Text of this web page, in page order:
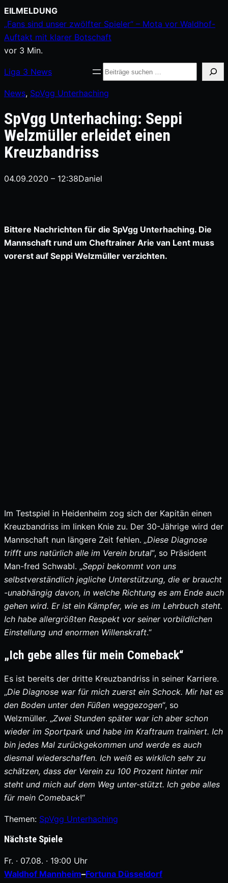
Zum
Inhalt
springen
EILMELDUNG
„Fans sind unser zwölfter Spieler“ – Mota vor Waldhof-
Auftakt mit klarer Botschaft
vor 3 Min.
Liga 3 News Suche
News, SpVgg Unterhaching
SpVgg Unterhaching: Seppi
Welzmüller erleidet einen
Kreuzbandriss
04.09.2020 – 12:38Daniel
Bittere Nachrichten für die SpVgg Unterhaching. Die
Mannschaft rund um Cheftrainer Arie van Lent muss
vorerst auf Seppi Welzmüller verzichten.
Im Testspiel in Heidenheim zog sich der Kapitän einen
Kreuzbandriss im linken Knie zu. Der 30-Jährige wird der
Mannschaft nun längere Zeit fehlen. „Diese Diagnose
trifft uns natürlich alle im Verein brutal“, so Präsident
Man-fred Schwabl. „Seppi bekommt von uns
selbstverständlich jegliche Unterstützung, die er braucht
-unabhängig davon, in welche Richtung es am Ende auch
gehen wird. Er ist ein Kämpfer, wie es im Lehrbuch steht.
Ich habe allergrößten Respekt vor seiner vorbildlichen
Einstellung und enormen Willenskraft.“
„Ich gebe alles für mein Comeback“
Es ist bereits der dritte Kreuzbandriss in seiner Karriere.
„Die Diagnose war für mich zuerst ein Schock. Mir hat es
den Boden unter den Füßen weggezogen“, so
Welzmüller. „Zwei Stunden später war ich aber schon
wieder im Sportpark und habe im Kraftraum trainiert. Ich
bin jedes Mal zurückgekommen und werde es auch
diesmal wiederschaffen. Ich weiß es wirklich sehr zu
schätzen, dass der Verein zu 100 Prozent hinter mir
steht und mich auf dem Weg unter-stützt. Ich gebe alles
für mein Comeback!“
Themen: SpVgg Unterhaching
Nächste Spiele
Fr. · 07.08. · 19:00 Uhr
Waldhof Mannheim–Fortuna Düsseldorf